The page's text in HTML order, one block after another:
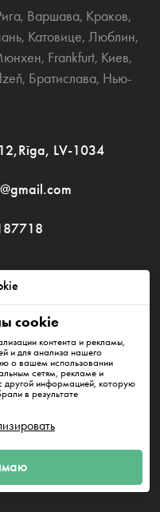
cookie
контента и рекламы,
и для анализа нашего
о вашем использовании
сетям, рекламе и
другой информацией, которую
в результате
, Варшава, Краков,
, Катовице, Люблин,
, Frankfurt, Киев,
, Братислава, Нью-
LV-1034
приватности
файлов cookie
LV-1034. Pasūtījumu
darba laiks: 8:00 - 17:00